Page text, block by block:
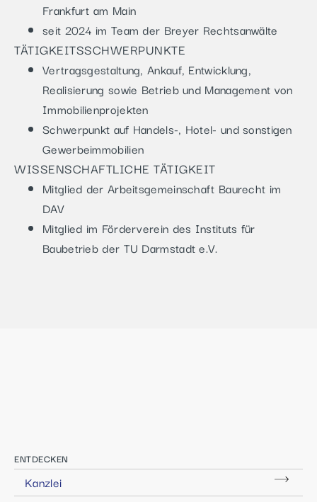
Frankfurt am Main
seit 2024 im Team der Breyer Rechtsanwälte
TÄTIGKEITSSCHWERPUNKTE
Vertragsgestaltung, Ankauf, Entwicklung,
Realisierung sowie Betrieb und Management von
Immobilienprojekten
Schwerpunkt auf Handels-, Hotel- und sonstigen
Gewerbeimmobilien
WISSENSCHAFTLICHE TÄTIGKEIT
Mitglied der Arbeitsgemeinschaft Baurecht im
DAV
Mitglied im Förderverein des Instituts für
Baubetrieb der TU Darmstadt e.V.
ENTDECKEN
Kanzlei